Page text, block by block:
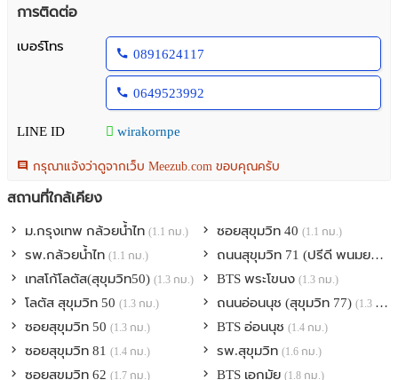
-โรงพยาบาลสุขุมวิท โรงพยาบาลเทพธารินทร์ ช่องสาม
- ไม่รับสัตว์เลี้ยง / ไม่สูบกัญชา / ไม่รับจดทะเบียนบริษัท
ที่ตั้ง ซอย สุขุมวิท 48แขวงพระโขนง เขตคลองเตย กรุงเทพมหานคร
สนใจติดต่อ คุณ น้อย Agent 0891624117 // ID Line :0649523992
Face book willium wallest // ID line:wirakornpe #NO387
# ขายบ้าน #เช่าบ้าน #เช่าโกดัง #ขาย เช่าโรงาน #ที่ดิน #คอนโด
การติดต่อ
เบอร์โทร
0891624117
0649523992
LINE ID wirakornpe
กรุณาแจ้งว่าดูจากเว็บ Meezub.com ขอบคุณครับ
สถานที่ใกล้เคียง
ม.กรุงเทพ กล้วยน้ำไท (1.1 กม.) ซอยสุขุมวิท 40 (1.1 กม.)
รพ.กล้วยน้ำไท (1.1 กม.) ถนนสุขุมวิท 71 (ปรีดี พนมยงค์)
เทสโก้โลตัส(สุขุมวิท50) (1.3 กม.) BTS พระโขนง (1.3 กม.)
โลตัส สุขุมวิท 50 (1.3 กม.) ถนนอ่อนนุช (สุขุมวิท 77) (1.3 กม.)
ซอยสุขุมวิท 50 (1.3 กม.) BTS อ่อนนุช (1.4 กม.)
ซอยสุขุมวิท 81 (1.4 กม.) รพ.สุขุมวิท (1.6 กม.)
ซอยสุขุมวิท 62 (1.7 กม.) BTS เอกมัย (1.8 กม.)